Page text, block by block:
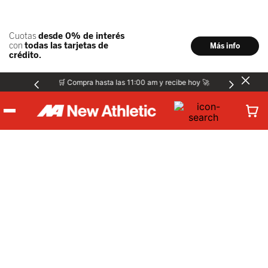
🛒 Compra hasta las 11:00 am y recibe hoy 🚀
Hombre